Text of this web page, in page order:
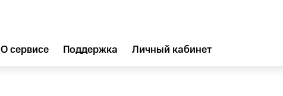
О сервисе Поддержка Личный кабинет